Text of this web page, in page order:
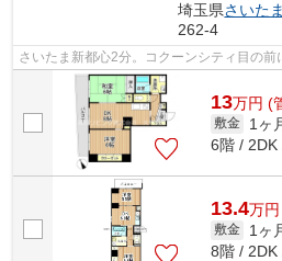
埼玉県さいた
262-4
さいたま新都心2分。コクーンシティ目の
13万円 (
敷金 1ヶ
6階 / 2DK
13.4万円
敷金 1ヶ
8階 / 2DK